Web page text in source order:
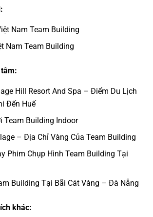
Nam Team Building
Nam Team Building
Hill Resort And Spa – Điểm Du Lịch
Đến Huế
Team Building Indoor
– Địa Chỉ Vàng Của Team Building
Phim Chụp Hình Team Building Tại
Building Tại Bãi Cát Vàng – Đà Nẵng
khác: